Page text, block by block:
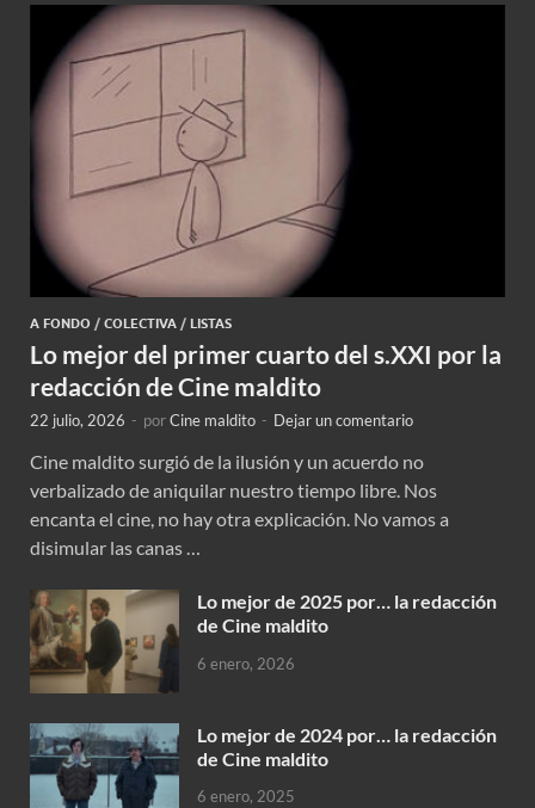
A FONDO / COLECTIVA / LISTAS
Lo mejor del primer cuarto del s.XXI por la
redacción de Cine maldito
22 julio, 2026 - porCine maldito - Dejar un comentario
Cine maldito surgió de la ilusión y un acuerdo no
verbalizado de aniquilar nuestro tiempo libre. Nos
encanta el cine, no hay otra explicación. No vamos a
disimular las canas …
Lo mejor de 2025 por… la redacción
de Cine maldito
6 enero, 2026
Lo mejor de 2024 por… la redacción
de Cine maldito
6 enero, 2025